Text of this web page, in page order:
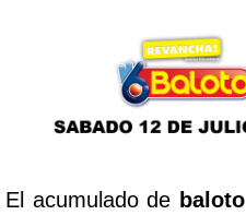
Culona día
Culona noche
Dorado Mañana
El acumulado de baloto